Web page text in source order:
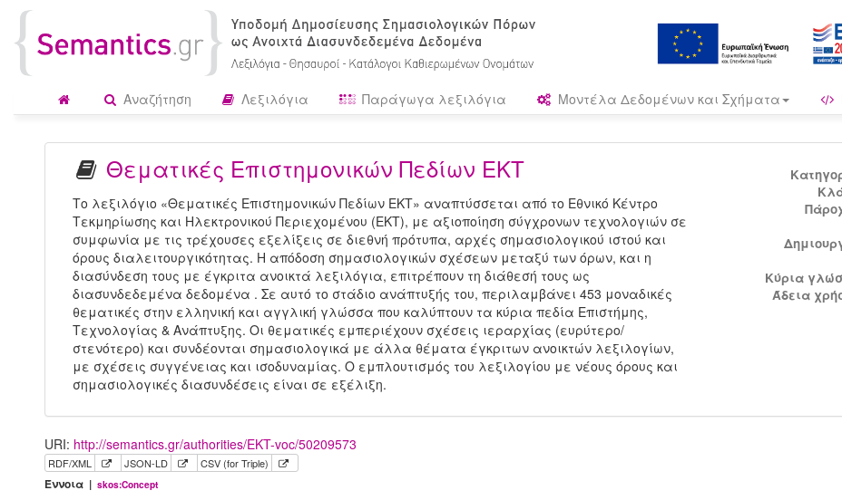
Αναζήτηση Λεξιλόγια Παράγωγα λεξιλόγια Μοντέλα Δεδομένων και Σχήματα
Θεματικές Επιστημονικών Πεδίων ΕΚΤ
Το λεξιλόγιο «Θεματικές Επιστημονικών Πεδίων ΕΚΤ» αναπτύσσεται από το Εθνικό Κέντρο
Τεκμηρίωσης και Ηλεκτρονικού Περιεχομένου (ΕΚΤ), με αξιοποίηση σύγχρονων τεχνολογιών σε
συμφωνία με τις τρέχουσες εξελίξεις σε διεθνή πρότυπα, αρχές σημασιολογικού ιστού και
όρους διαλειτουργικότητας. Η απόδοση σημασιολογικών σχέσεων μεταξύ των όρων, και η
διασύνδεση τους με έγκριτα ανοικτά λεξιλόγια, επιτρέπουν τη διάθεσή τους ως
διασυνδεδεμένα δεδομένα . Σε αυτό το στάδιο ανάπτυξής του, περιλαμβάνει 453 μοναδικές
θεματικές στην ελληνική και αγγλική γλώσσα που καλύπτουν τα κύρια πεδία Επιστήμης,
Τεχνολογίας & Ανάπτυξης. Οι θεματικές εμπεριέχουν σχέσεις ιεραρχίας (ευρύτερο/
στενότερο) και συνδέονται σημασιολογικά με άλλα θέματα έγκριτων ανοικτών λεξιλογίων,
με σχέσεις συγγένειας και ισοδυναμίας. Ο εμπλουτισμός του λεξιλογίου με νέους όρους και
σημασιολογικές διασυνδέσεις είναι σε εξέλιξη.
Κύρια
Άδεια
URI: http://semantics.gr/authorities/EKT-voc/50209573
RDF/XML JSON-LD CSV (for Triple)
Έννοια | skos:Concept